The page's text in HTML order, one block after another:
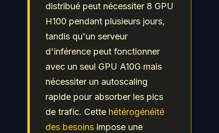
distribué peut nécessiter 8 GPU
H100 pendant plusieurs jours,
tandis qu'un serveur
d'inférence peut fonctionner
avec un seul GPU A10G mais
nécessiter un autoscaling
rapide pour absorber les pics
de trafic. Cette hétérogénéité
des besoins impose une